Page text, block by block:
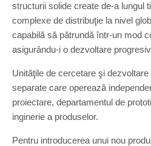
structurii solide create de-a lungul
complexe de distribuţie la nivel
capabilă să pătrundă într-un mod
asigurându-i o dezvoltare
Unităţile de cercetare şi
separate care operează
proiectare, departamentul de
inginerie a produselor.
Pentru introducerea unui nou